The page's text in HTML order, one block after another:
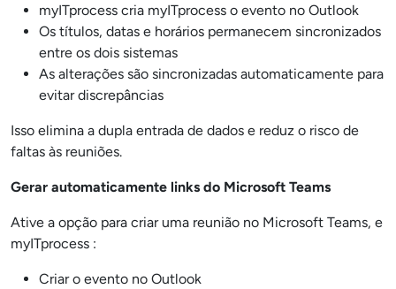
myITprocess cria myITprocess o evento no Outlook
Os títulos, datas e horários permanecem sincronizados
entre os dois sistemas
As alterações são sincronizadas automaticamente para
evitar discrepâncias
Isso elimina a dupla entrada de dados e reduz o risco de
faltas às reuniões.
Gerar automaticamente links do Microsoft Teams
Ative a opção para criar uma reunião no Microsoft Teams, e
myITprocess :
Criar o evento no Outlook